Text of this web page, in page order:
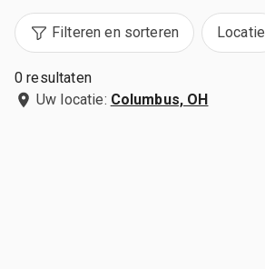
Filteren en sorteren Locatie
0 resultaten
Uw locatie: Columbus, OH